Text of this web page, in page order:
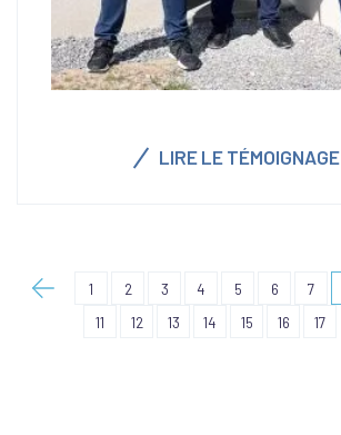
LIRE LE TÉMOIGNAGE
1 2 3 4 5 6 7
11
12 13 14 15 16 17